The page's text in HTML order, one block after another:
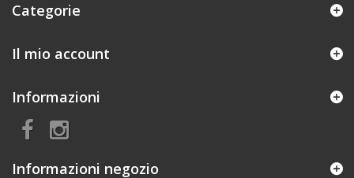
Categorie
Il mio account
Informazioni
Informazioni negozio